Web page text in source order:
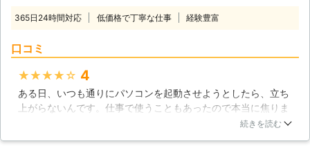
しまうことがあります。最悪の場合、
ださい。当社では、そんなお困りをお
で、ぜひ当社にご連絡ください。
ルはお任せください】 「パソコン・
良、もしくはハードディスクが物理的
に破損してしまっている可能性があり
ます。最近のハードディスクは丈夫に
つくられていますが、大きな衝撃を与
365日24時間対応 低価格で丁寧な仕事 経験豊富
口コミ
★★★★★ 4
ある日、いつも通りにパソコンを起動させようとしたら、立ち
上がらないんです。仕事で使うこともあったので本当に焦りま
したが、即日対応、低価格ということでこちらにパソコン修理
続きを読む